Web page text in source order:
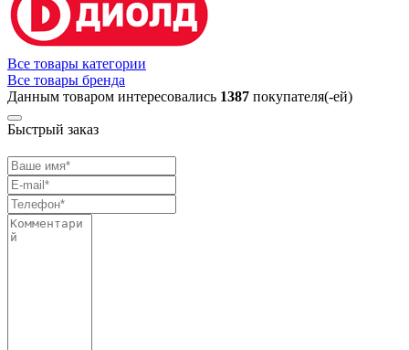
Все товары категории
Все товары бренда
Данным товаром интересовались 1387 покупателя(-ей)
Быстрый заказ